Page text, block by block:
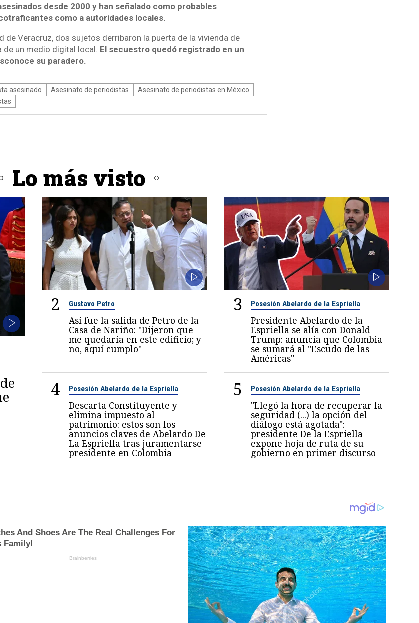
desde 2000 y han señalado como probables
como a autoridades locales.
de Veracruz, dos sujetos derribaron la puerta de la vivienda de
de un medio digital local. El secuestro quedó registrado en un
su paradero.
asesinado Asesinato de periodistas
Asesinato de periodistas en México
Lo más visto
2 Gustavo Petro
Así fue la salida de Petro de la
Casa de Nariño: "Dijeron que
me quedaría en este edificio; y
no, aquí cumplo"
3 Posesión Abelardo de la Espriella
Presidente Abelardo de la
Espriella se alía con Donald
Trump: anuncia que Colombia
se sumará al "Escudo de las
Américas"
4 Posesión Abelardo de la Espriella
Descarta Constituyente y
elimina impuesto al
patrimonio: estos son los
anuncios claves de Abelardo De
La Espriella tras juramentarse
presidente en Colombia
5 Posesión Abelardo de la Espriella
"Llegó la hora de recuperar la
seguridad (...) la opción del
diálogo está agotada":
presidente De la Espriella
expone hoja de ruta de su
gobierno en primer discurso